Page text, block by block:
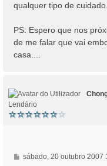
qualquer tipo de cuidado.
PS: Espero que nos
de me falar que vai
casa....
Lendário
M
sábado, 20 outubro 2007